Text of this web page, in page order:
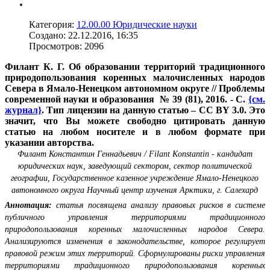
Категория: 12.00.00 Юридические науки
Создано: 22.12.2016, 16:35
Просмотров: 2096
Филант К. Г. Об образовании территорий традиционного
природопользования коренных малочисленных народов
Севера в Ямало-Ненецком автономном округе // Проблемы
современной науки и образования № 39 (81), 2016. - С. {см.
журнал}. Тип лицензии на данную статью – CC BY 3.0. Это
значит, что Вы можете свободно цитировать данную
статью на любом носителе и в любом формате при
указании авторства.
Филант Константин Геннадьевич / Filant Konstantin - кандидат
юридических наук, заведующий сектором, сектор политической
географии, Государственное казенное учреждение Ямало-Ненецкого
автономного округа Научный центр изучения Арктики, г. Салехард
Аннотация: статья посвящена анализу правовых рисков в системе
публичного управления территориями традиционного
природопользования коренных малочисленных народов Севера.
Анализируются изменения в законодательстве, которое регулирует
правовой режим этих территорий. Сформулированы риски управления
территориями традиционного природопользования коренных